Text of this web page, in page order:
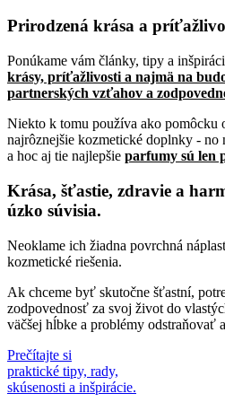
Prirodzená krása a
Ponúkame vám články, tipy a
krásy, príťažlivosti a najmä na
partnerských vzťahov a
Niekto k tomu používa ako pomôcku
najrôznejšie kozmetické doplnky - no
a hoc aj tie najlepšie parfumy sú len
Krása, šťastie, zdravie a
úzko súvisia.
Neoklame ich žiadna povrchná
kozmetické riešenia.
Ak chceme byť skutočne šťastní,
zodpovednosť za svoj život do
väčšej hĺbke a problémy odstraňovať
Prečítajte si
praktické tipy, rady,
skúsenosti a inšpirácie.